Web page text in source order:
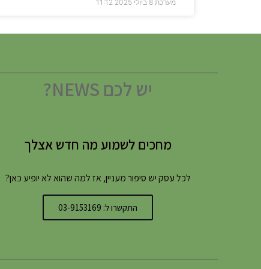
מערכת 8 ביולי 2025 11:12
יש לכם NEWS?
מחכים לשמוע מה חדש אצלך
לכל עסק יש סיפור מעניין, אז למה שהוא לא יופיע כאן?
התקשרו ל: 03-9153169